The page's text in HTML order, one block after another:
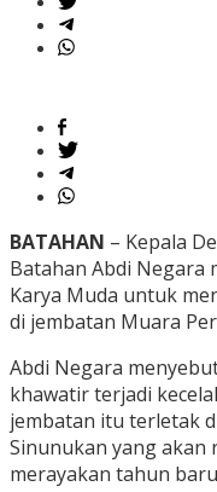
BATAHAN – Kepala
Batahan Abdi Negara
Karya Muda untuk
di jembatan Muara
Abdi Negara
khawatir terjadi
jembatan itu terletak
Sinunukan yang akan
merayakan tahun